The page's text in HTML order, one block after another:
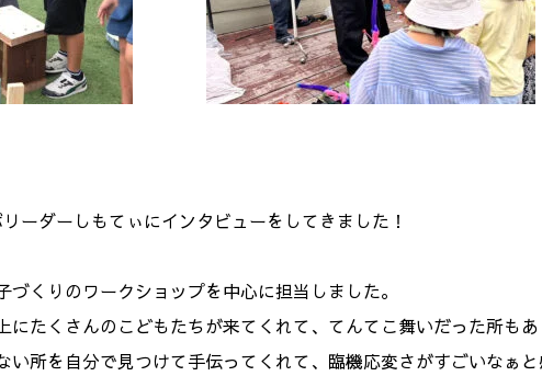
ーダーしもてぃにインタビューをしてきました！
づくりのワークショップを中心に担当しました。
にたくさんのこどもたちが来てくれて、てんてこ舞いだった所もあ
い所を自分で見つけて手伝ってくれて、臨機応変さがすごいなぁ